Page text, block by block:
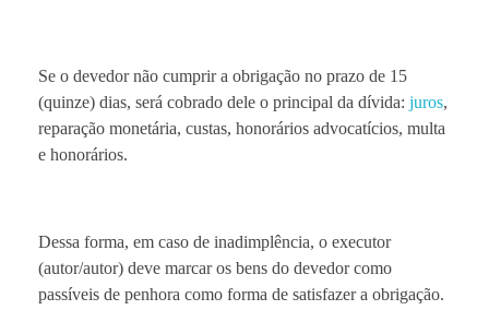
Se o devedor não cumprir a obrigação no prazo de 15
(quinze) dias, será cobrado dele o principal da dívida: juros,
reparação monetária, custas, honorários advocatícios, multa
e honorários.
Dessa forma, em caso de inadimplência, o executor
(autor/autor) deve marcar os bens do devedor como
passíveis de penhora como forma de satisfazer a obrigação.